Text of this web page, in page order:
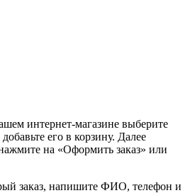
интернет-магазине выберите
его в корзину. Далее
на «Оформить заказ» или
заказ, напишите ФИО, телефон и